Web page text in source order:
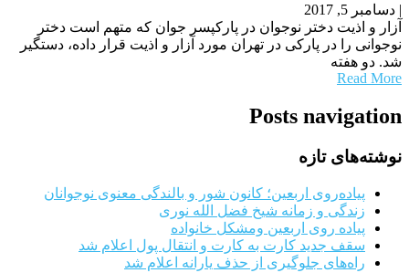
| دسامبر 5, 2017
آزار و اذیت دختر نوجوان در پارکپسر جوان که متهم است دختر
نوجوانی را در پارکی در تهران مورد آزار و اذیت قرار داده، دستگیر
شد. دو هفته
Read More
Posts navigation
نوشته‌های تازه
پیاده‌روی اربعین؛ کانون شور و بالندگی معنوی نوجوانان
زندگی و زمانه شیخ فضل الله نوری
پیاده روی اربعین ومشکل خانواده
سقف جدید کارت به کارت و انتقال پول اعلام شد
راه‌های جلوگیری از حذف یارانه اعلام شد